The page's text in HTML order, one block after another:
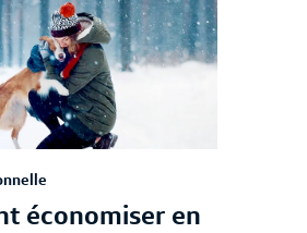
économiser en